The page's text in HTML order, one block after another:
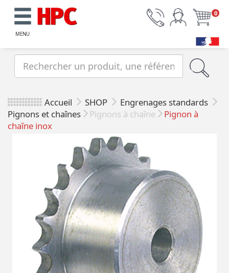
MENU
0
Accueil SHOP
Engrenages standards
Pignons et chaînes
Pignons à chaîne
Pignon à
chaîne inox